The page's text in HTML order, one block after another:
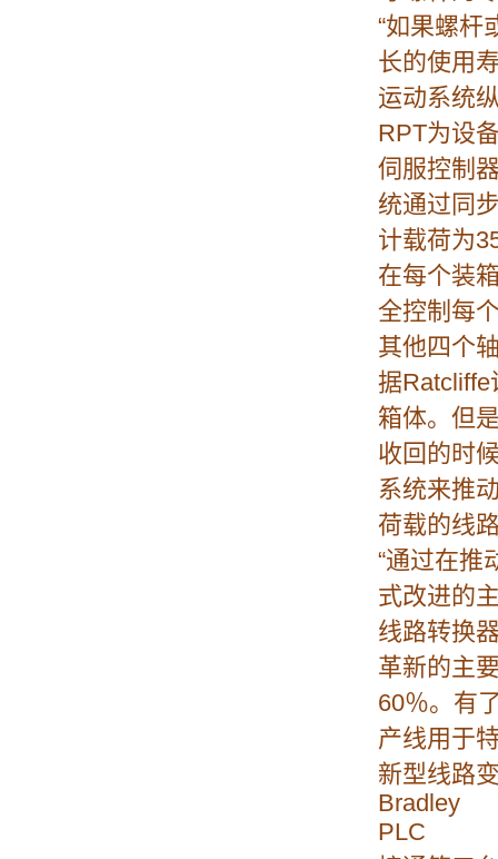
“如果螺杆
长的使用
运动系统
RPT为设
伺服控制
统通过同
计载荷为
在每个装
全控制每
其他四个
据Ratcliffe
箱体。但
收回的时
系统来推
荷载的线
“通过在推
式改进的
线路转换
革新的主
60％。有
产线用于
新型线路
Bradley
PLC